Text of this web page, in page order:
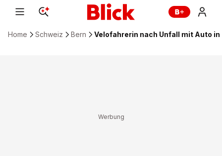
Home Schweiz Bern Velofahrerin nach Unfall mit Auto